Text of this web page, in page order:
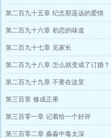
第二百九十五章 纪念那遥远的爱情
第二百九十六章 初恋的味道
第二百九十七章 见家长
第二百九十八章 怎么就变成了订婚？
第二百九十九章 不要在这里
第三百章 修成正果
第三百零一章 记着给一个好评
第三百零二章 淼淼中毒太深